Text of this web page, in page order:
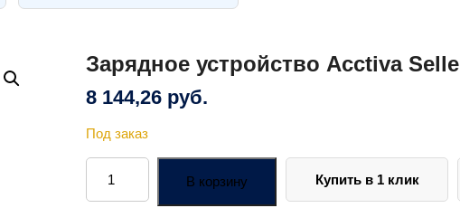
Зарядное устройство Acctiva Selle
8 144,26 руб.
Под заказ
Количество
товара
Зарядное
устройство
В корзину Купить в 1 клик